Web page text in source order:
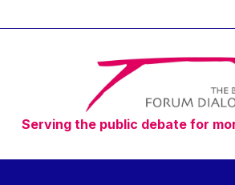
Timothy Radcliffe
Vaclav Klaus
Vassilios Skouris
Vítor Manuel da Silva
Viviane Reding
Walter Hagg
Serving the public debate for